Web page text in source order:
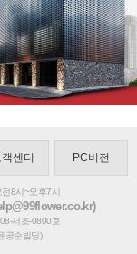
객센터 PC버전
8시~오후7시
서초-0800호
공순빌딩)